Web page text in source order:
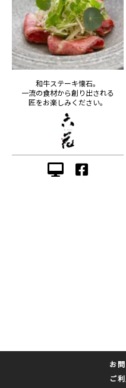
和牛ステーキ懐石。
一流の食材から創り出される
匠をお楽しみください。
お
ご